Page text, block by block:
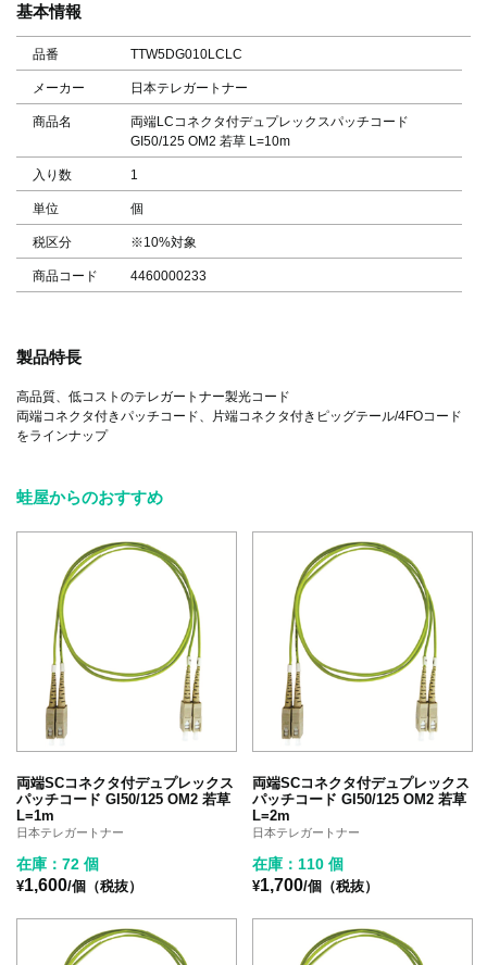
基本情報
品番 TTW5DG010LCLC
メーカー 日本テレガートナー
商品名
両端LCコネクタ付デュプレックスパッチコード
GI50/125 OM2 若草 L=10m
入り数 1
単位 個
税区分 ※10%対象
商品コード 4460000233
製品特長
高品質、低コストのテレガートナー製光コード
両端コネクタ付きパッチコード、片端コネクタ付きピッグテール/4FOコード
をラインナップ
蛙屋からのおすすめ
両端SCコネクタ付デュプレックス
パッチコード GI50/125 OM2 若草
L=1m
日本テレガートナー
在庫：72 個
¥1,600/個（税抜）
両端SCコネクタ付デュプレックス
パッチコード GI50/125 OM2 若草
L=2m
日本テレガートナー
在庫：110 個
¥1,700/個（税抜）